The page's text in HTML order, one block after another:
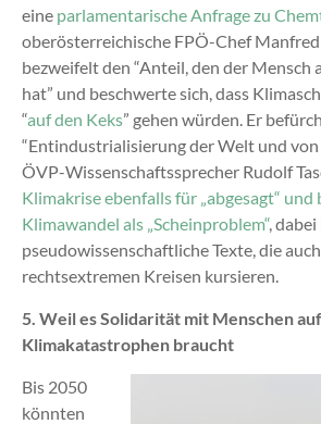
eine parlamentarische Anfrage zu
oberösterreichische FPÖ-Chef
bezweifelt den “Anteil, den der Mensch
hat” und beschwerte sich, dass
“auf den Keks” gehen würden. Er
“Entindustrialisierung der Welt und von
ÖVP-Wissenschaftssprecher Rudolf
Klimakrise ebenfalls für „abgesagt“ und
Klimawandel als „Scheinproblem“,
pseudowissenschaftliche Texte, die
rechtsextremen Kreisen kursieren.
5. Weil es Solidarität mit Menschen
Klimakatastrophen braucht
Bis 2050
könnten